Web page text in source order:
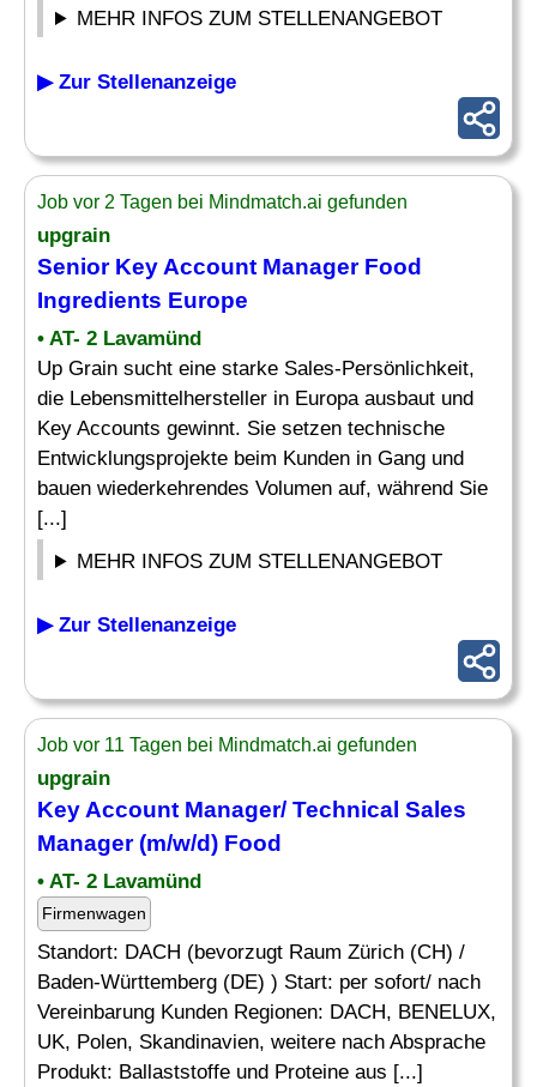
MEHR INFOS ZUM STELLENANGEBOT
▶ Zur Stellenanzeige
Job vor 2 Tagen bei Mindmatch.ai gefunden
upgrain
Senior Key Account Manager Food
Ingredients Europe
• AT- 2 Lavamünd
Up Grain sucht eine starke Sales-Persönlichkeit,
die Lebensmittelhersteller in Europa ausbaut und
Key Accounts gewinnt. Sie setzen technische
Entwicklungsprojekte beim Kunden in Gang und
bauen wiederkehrendes Volumen auf, während Sie
[...]
MEHR INFOS ZUM STELLENANGEBOT
▶ Zur Stellenanzeige
Job vor 11 Tagen bei Mindmatch.ai gefunden
upgrain
Key Account Manager/ Technical Sales
Manager(m/w/d) Food
• AT- 2 Lavamünd
Firmenwagen
Standort: DACH (bevorzugt Raum Zürich (CH) /
Baden-Württemberg (DE) ) Start: per sofort/ nach
Vereinbarung Kunden Regionen: DACH, BENELUX,
UK, Polen, Skandinavien, weitere nach Absprache
Produkt: Ballaststoffe und Proteine aus [...]